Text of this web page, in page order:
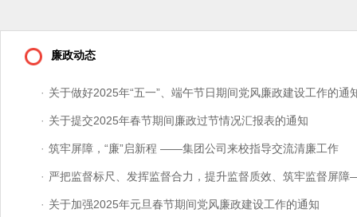
廉政动态
· 关于做好2025年“五一”、端午节日期间党风廉政建设工作的通
· 关于提交2025年春节期间廉政过节情况汇报表的通知
· 筑牢屏障，“廉”启新程 ——集团公司来校指导交流清廉工作
· 严把监督标尺、发挥监督合力，提升监督质效、筑牢监督屏
· 关于加强2025年元旦春节期间党风廉政建设工作的通知